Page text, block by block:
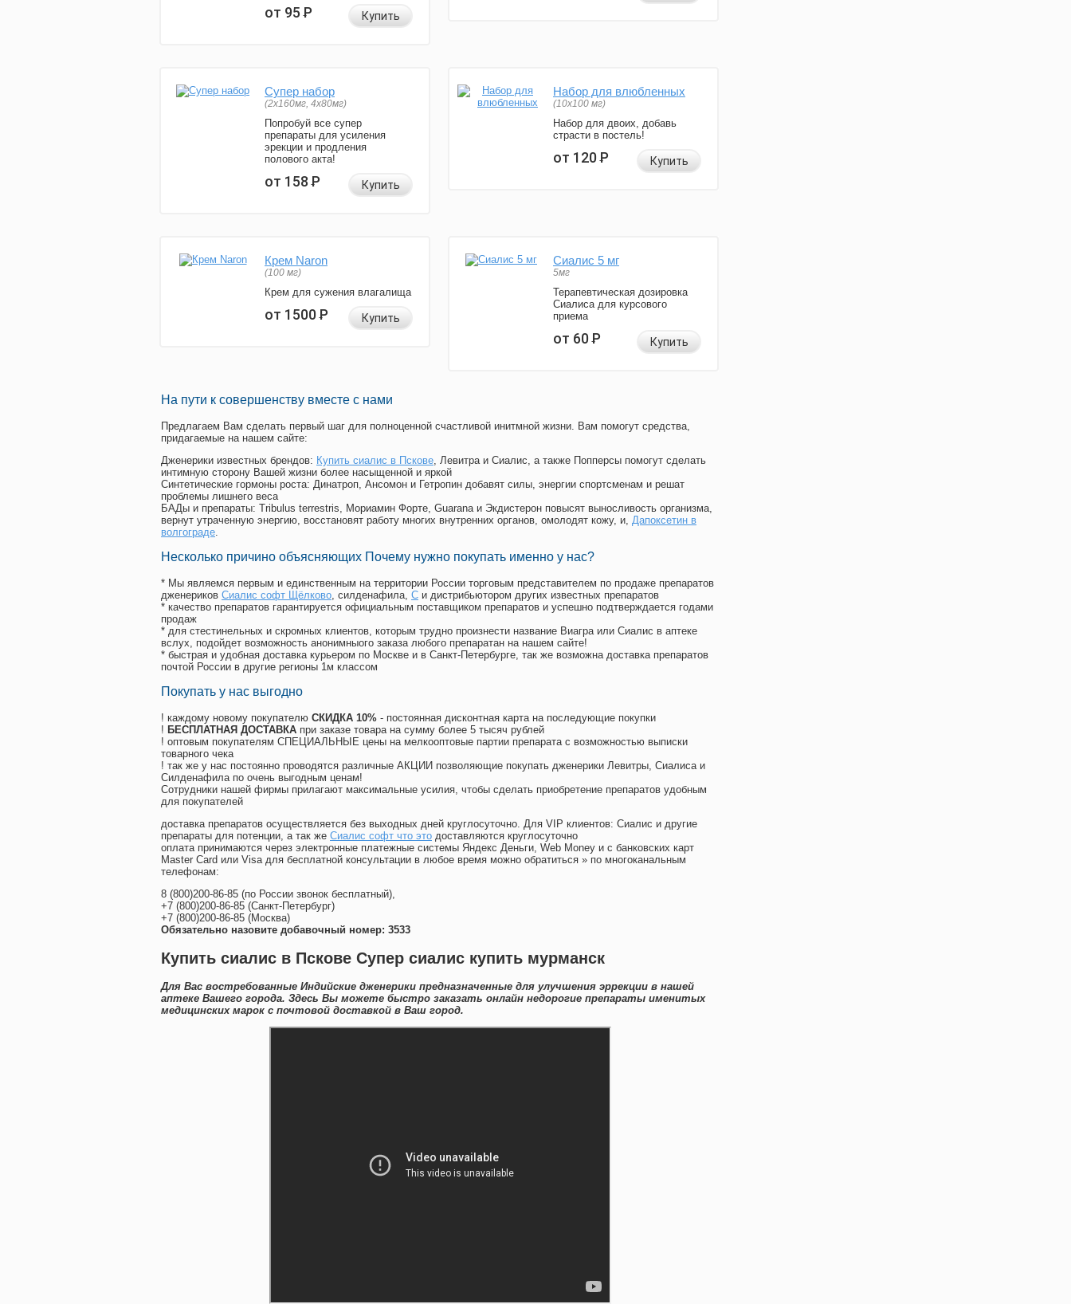
от 95Р Купить
Супер набор
(2х160мг, 4х80мг)
Попробуй все супер
препараты для усиления
эрекции и продления
полового акта!
от 158Р Купить
Набор для влюбленных
(10х100 мг)
Набор для двоих, добавь
страсти в постель!
от 120Р Купить
Крем Naron
(100 мг)
Крем для сужения влагалища
от 1500Р Купить
Сиалис 5 мг
5мг
Терапевтическая дозировка
Сиалиса для курсового
приема
от 60Р Купить
На пути к совершенству вместе с нами
Предлагаем Вам сделать первый шаг для полноценной счастливой инитмной жизни. Вам помогут средства,
придагаемые на нашем сайте:
Дженерики известных брендов: Купить сиалис в Пскове, Левитра и Сиалис, а также Попперсы помогут сделать
интимную сторону Вашей жизни более насыщенной и яркой
Синтетические гормоны роста: Динатроп, Ансомон и Гетропин добавят силы, энергии спортсменам и решат
проблемы лишнего веса
БАДы и препараты: Tribulus terrestris, Мориамин Форте, Guarana и Экдистерон повысят выносливость организма,
вернут утраченную энергию, восстановят работу многих внутренних органов, омолодят кожу, и, Дапоксетин в
волгограде.
Несколько причино объясняющих Почему нужно покупать именно у нас?
* Мы являемся первым и единственным на территории России торговым представителем по продаже препаратов
дженериков Сиалис софт Щёлково, силденафила, C и дистрибьютором других известных препаратов
* качество препаратов гарантируется официальным поставщиком препаратов и успешно подтверждается годами
продаж
* для стестинельных и скромных клиентов, которым трудно произнести название Виагра или Сиалис в аптеке
вслух, подойдет возможность анонимныого заказа любого препаратан на нашем сайте!
* быстрая и удобная доставка курьером по Москве и в Санкт-Петербурге, так же возможна доставка препаратов
почтой России в другие регионы 1м классом
Покупать у нас выгодно
! каждому новому покупателю СКИДКА 10% - постоянная дисконтная карта на последующие покупки
! БЕСПЛАТНАЯ ДОСТАВКА при заказе товара на сумму более 5 тысяч рублей
! оптовым покупателям СПЕЦИАЛЬНЫЕ цены на мелкооптовые партии препарата с возможностью выписки
товарного чека
! так же у нас постоянно проводятся различные АКЦИИ позволяющие покупать дженерики Левитры, Сиалиса и
Силденафила по очень выгодным ценам!
Cотрудники нашей фирмы прилагают максимальные усилия, чтобы сделать приобретение препаратов удобным
для покупателей
доставка препаратов осуществляется без выходных дней круглосуточно. Для VIP клиентов: Сиалис и другие
препараты для потенции, а так же Сиалис софт что это доставляются круглосуточно
оплата принимаются через электронные платежные системы Яндекс Деньги, Web Money и с банковских карт
Master Card или Visa для бесплатной консультации в любое время можно обратиться » по многоканальным
телефонам:
8 (800)200-86-85 (по России звонок бесплатный),
+7 (800)200-86-85 (Санкт-Петербург)
+7 (800)200-86-85 (Москва)
Обязательно назовите добавочный номер: 3533
Купить сиалис в Пскове Супер сиалис купить мурманск
Для Вас востребованные Индийские дженерики предназначенные для улучшения эррекции в нашей
аптеке Вашего города. Здесь Вы можете быстро заказать онлайн недорогие препараты именитых
медицинских марок с почтовой доставкой в Ваш город.